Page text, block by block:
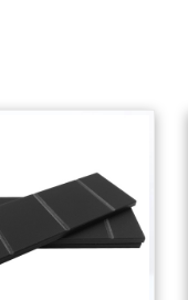
chuẩn chất lượng
cao.
Hàng có sẵn trong
Giá thành tốt nhất thị
trường.